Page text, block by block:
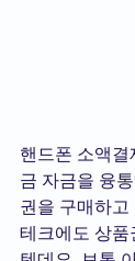
핸드폰 소액
금 자금을 융
권을 구매하
테크에도 상품